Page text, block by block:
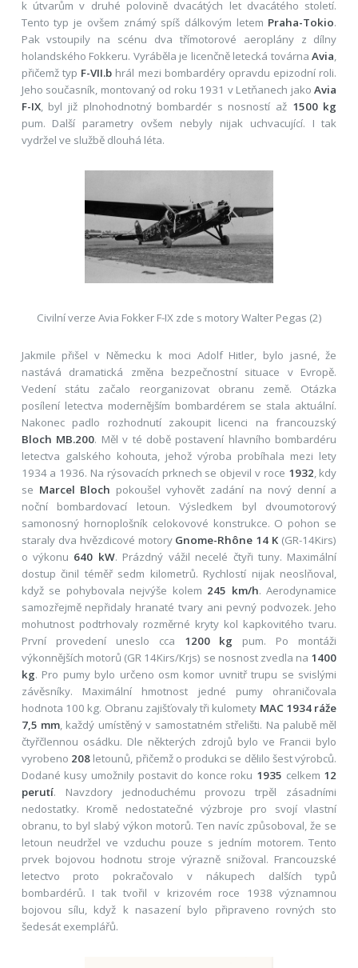
k útvarům v druhé polovině dvacátých let dvacátého století.
Tento typ je ovšem známý spíš dálkovým letem Praha-Tokio.
Pak vstoupily na scénu dva třímotorové aeroplány z dílny
holandského Fokkeru. Vyráběla je licenčně letecká továrnaAvia,
přičemž typ F-VII.b hrál mezi bombardéry opravdu epizodní roli.
Jeho současník, montovaný od roku 1931 v Letňanech jakoAvia
F-IX, byl již plnohodnotný bombardér s nosností až 1500 kg
pum. Další parametry ovšem nebyly nijak uchvacující. I tak
vydržel ve službě dlouhá léta.
Civilní verze Avia Fokker F-IX zde s motory Walter Pegas (2)
Jakmile přišel v Německu k moci Adolf Hitler, bylo jasné, že
nastává dramatická změna bezpečnostní situace v Evropě.
Vedení státu začalo reorganizovat obranu země. Otázka
posílení letectva modernějším bombardérem se stala aktuální.
Nakonec padlo rozhodnutí zakoupit licenci na francouzský
Bloch MB.200. Měl v té době postavení hlavního bombardéru
letectva galského kohouta, jehož výroba probíhala mezi lety
1934 a 1936. Na rýsovacích prknech se objevil v roce 1932, kdy
se Marcel Bloch pokoušel vyhovět zadání na nový denní a
noční bombardovací letoun. Výsledkem byl dvoumotorový
samonosný hornoplošník celokovové konstrukce. O pohon se
staraly dva hvězdicové motory Gnome-Rhône 14 K (GR-14Kirs)
o výkonu 640 kW. Prázdný vážil necelé čtyři tuny. Maximální
dostup činil téměř sedm kilometrů. Rychlostí nijak neoslňoval,
když se pohybovala nejvýše kolem 245 km/h. Aerodynamice
samozřejmě nepřidaly hranaté tvary ani pevný podvozek. Jeho
mohutnost podtrhovaly rozměrné kryty kol kapkovitého tvaru.
První provedení uneslo cca 1200 kg pum. Po montáži
výkonnějších motorů (GR 14Kirs/Krjs) se nosnost zvedla na 1400
kg. Pro pumy bylo určeno osm komor uvnitř trupu se svislými
závěsníky. Maximální hmotnost jedné pumy ohraničovala
hodnota 100 kg. Obranu zajišťovaly tři kulomety MAC 1934 ráže
7,5 mm, každý umístěný v samostatném střelišti. Na palubě měl
čtyřčlennou osádku. Dle některých zdrojů bylo ve Francii bylo
vyrobeno 208letounů, přičemž o produkci se dělilo šest výrobců.
Dodané kusy umožnily postavit do konce roku 1935 celkem 12
perutí. Navzdory jednoduchému provozu trpěl zásadními
nedostatky. Kromě nedostatečné výzbroje pro svojí vlastní
obranu, to byl slabý výkon motorů. Ten navíc způsoboval, že se
letoun neudržel ve vzduchu pouze s jedním motorem. Tento
prvek bojovou hodnotu stroje výrazně snižoval. Francouzské
letectvo proto pokračovalo v nákupech dalších typů
bombardérů. I tak tvořil v krizovém roce 1938 významnou
bojovou sílu, když k nasazení bylo připraveno rovných sto
šedesát exemplářů.